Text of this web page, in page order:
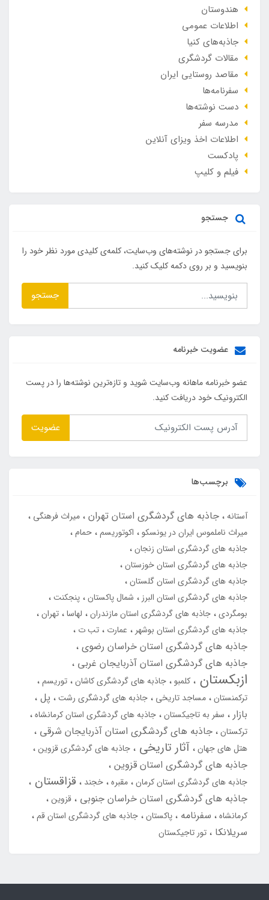
هندوستان
اطلاعات عمومی
جاذبه‌های کنیا
مقالات گردشگری
مقاصد روستایی ایران
سفرنامه‌ها
دست نوشته‌ها
مدرسه سفر
اطلاعات اخذ ویزای آنلاین
پادکست
فیلم و کلیپ
جستجو
برای جستجو در نوشته‌های وب‌سایت، کلمه‌ی کلیدی مورد نظر خود را
بنویسید و بر روی دکمه کلیک کنید.
جستجو
عضویت خبرنامه
عضو خبرنامه ماهانه وب‌سایت شوید و تازه‌ترین نوشته‌ها را در پست
الکترونیک خود دریافت کنید.
عضویت
برچسب‌ها
آستانه جاذبه های گردشگری استان تهران
میراث فرهنگی
میراث ناملموس ایران در یونسکو
اکوتوریسم حمام
جاذبه های گردشگری استان زنجان
جاذبه های گردشگری استان خوزستان
جاذبه های گردشگری استان گلستان
جاذبه های گردشگری استان البرز
شمال پاکستان پنجکنت
بومگردی جاذبه های گردشگری استان مازندران لهاسا تهران
جاذبه های گردشگری استان بوشهر
عمارت تب ت
جاذبه های گردشگری استان خراسان رضوی
جاذبه های گردشگری استان آذربایجان غربی
ازبکستان کلمبو جاذبه های گردشگری کاشان توریسم
ترکمنستان مساجد تاریخی جاذبه های گردشگری رشت
پل
بازار
سفر به تاجیکستان جاذبه های گردشگری استان کرمانشاه
ترکستان جاذبه های گردشگری استان آذربایجان شرقی
هتل های جهان آثار تاریخی جاذبه های گردشگری قزوین
جاذبه های گردشگری استان قزوین
جاذبه های گردشگری استان کرمان مقبره خجند قزاقستان
جاذبه های گردشگری استان خراسان جنوبی
قزوین
کرمانشاه
سفرنامه پاکستان جاذبه های گردشگری استان قم
سریلانکا تور تاجیکستان